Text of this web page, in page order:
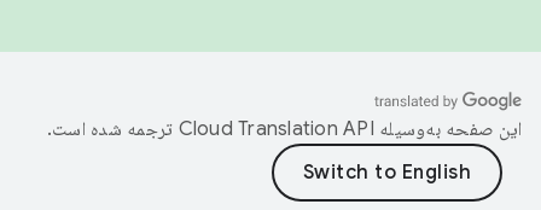
این صفحه به‌وسیله ترجمه شده است.